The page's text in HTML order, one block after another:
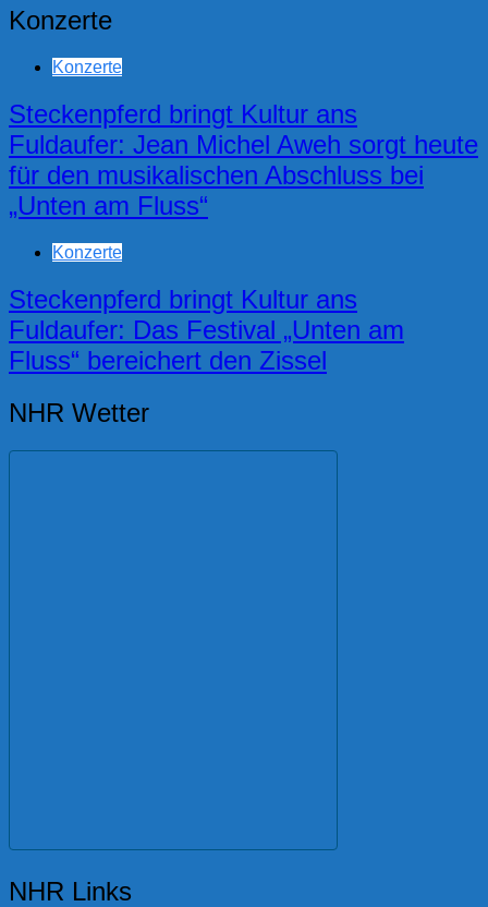
Konzerte
Konzerte
Steckenpferd bringt Kultur ans
Fuldaufer: Jean Michel Aweh sorgt heute
für den musikalischen Abschluss bei
„Unten am Fluss“
Konzerte
Steckenpferd bringt Kultur ans
Fuldaufer: Das Festival „Unten am
Fluss“ bereichert den Zissel
NHR Wetter
NHR Links